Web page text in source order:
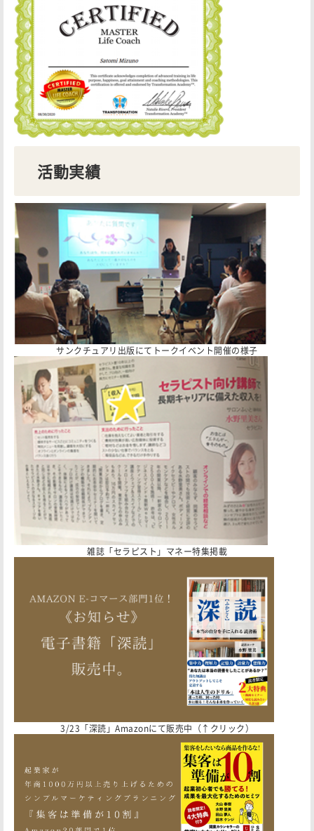
活動実績
サンクチュアリ出版にてトークイベント開催の様子
雑誌「セラピスト」マネー特集掲載
3/23「深読」Amazonにて販売中（↑クリック）